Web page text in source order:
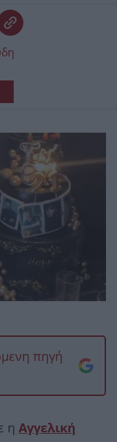
πηγή
η Αγγελική